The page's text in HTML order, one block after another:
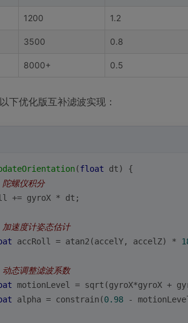
1200 1.2
3500 0.8
8000+ 0.5
下优化版互补滤波实现：
(float dt)
{
螺仪积分
+= gyroX * dt;
速度计姿态估计
accRoll = atan2 (accelY, accelZ) *
态调整滤波系数
motionLevel = sqrt (gyroX*gyroX +
alpha = constrain(0.98 -